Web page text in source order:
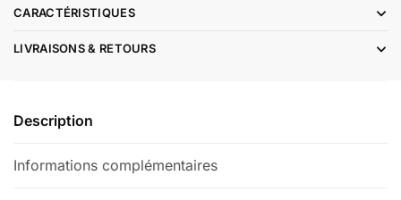
CARACTÉRISTIQUES
LIVRAISONS & RETOURS
Description
Informations complémentaires